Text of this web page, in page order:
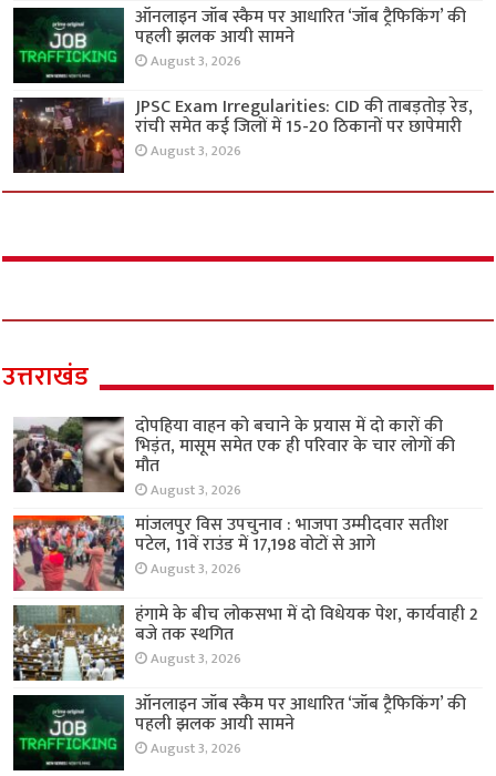
ऑनलाइन जॉब स्कैम पर आधारित ‘जॉब ट्रैफिकिंग’ की
पहली झलक आयी सामने
August 3, 2026
JPSC Exam Irregularities: CID की ताबड़तोड़ रेड,
रांची समेत कई जिलों में 15-20 ठिकानों पर छापेमारी
August 3, 2026
उत्तराखंड
दोपहिया वाहन को बचाने के प्रयास में दो कारों की
भिड़ंत, मासूम समेत एक ही परिवार के चार लोगों की
मौत
August 3, 2026
मांजलपुर विस उपचुनाव : भाजपा उम्मीदवार सतीश
पटेल, 11वें राउंड में 17,198 वोटों से आगे
August 3, 2026
हंगामे के बीच लोकसभा में दो विधेयक पेश, कार्यवाही 2
बजे तक स्थगित
August 3, 2026
ऑनलाइन जॉब स्कैम पर आधारित ‘जॉब ट्रैफिकिंग’ की
पहली झलक आयी सामने
August 3, 2026